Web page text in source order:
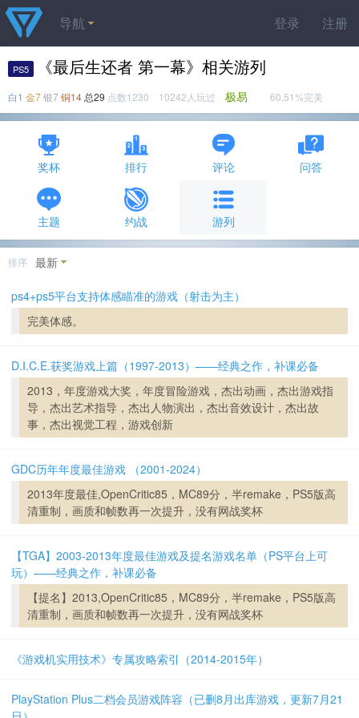
登录 注册
导航
PS5 《最后生还者 第一幕》相关游列
白1 金7银7 铜14 总29 点数1230 10242人玩过 极易 60.51%完美
奖杯 排行 评论 问答
主题 约战 游列
排序 最新
ps4+ps5平台支持体感瞄准的游戏（射击为主）
完美体感。
D.I.C.E.获奖游戏上篇（1997-2013）——经典之作，补课必备
2013，年度游戏大奖，年度冒险游戏，杰出动画，杰出游戏指
导，杰出艺术指导，杰出人物演出，杰出音效设计，杰出故
事，杰出视觉工程，游戏创新
GDC历年年度最佳游戏 （2001-2024）
2013年度最佳,OpenCritic85，MC89分，半remake，PS5版高
清重制，画质和帧数再一次提升，没有网战奖杯
【TGA】2003-2013年度最佳游戏及提名游戏名单（PS平台上可
玩）——经典之作，补课必备
【提名】2013,OpenCritic85，MC89分，半remake，PS5版高
清重制，画质和帧数再一次提升，没有网战奖杯
《游戏机实用技术》专属攻略索引（2014-2015年）
PlayStation Plus二档会员游戏阵容（已删8月出库游戏，更新7月21